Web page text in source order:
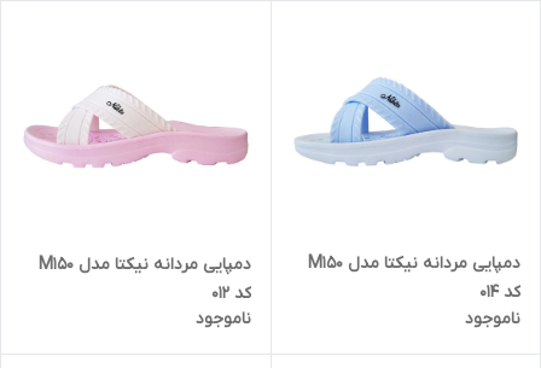
دمپایی مردانه نیکتا مدل M150
کد 014
ناموجود
دمپایی مردانه نیکتا مدل M150
کد 012
ناموجود